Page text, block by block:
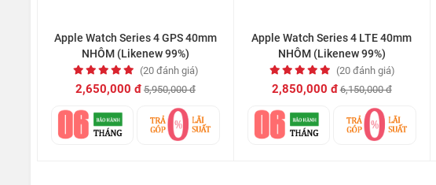
Apple Watch Series 4 GPS 40mm
NHÔM (Likenew 99%)
(20 đánh giá)
2,650,000 đ 5,950,000 đ
Apple Watch Series 4 LTE 40mm
NHÔM (Likenew 99%)
(20 đánh giá)
2,850,000 đ 6,150,000 đ